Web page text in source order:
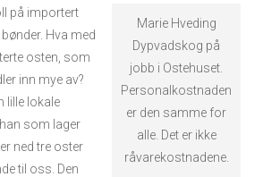
Marie Hveding
Dypvadskog på
jobb i Ostehuset.
Personalkostnaden
er den samme for
alle. Det er ikke
råvarekostnadene.
på importert
Hva med
osten, som
inn mye av?
lille lokale
som lager
ned tre oster
til oss. Den